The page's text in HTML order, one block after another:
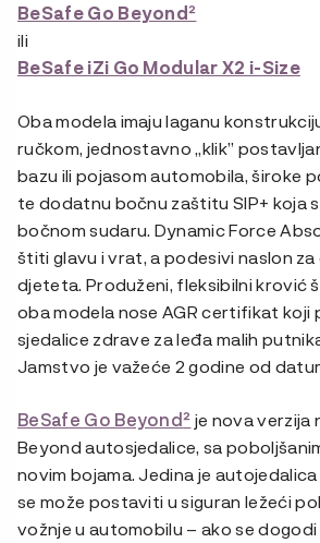
BeSafe Go Beyond²
ili
BeSafe iZi Go Modular X2 i-Size
Oba modela imaju laganu
ručkom, jednostavno „klik”
bazu ili pojasom automobila, široke
te dodatnu bočnu zaštitu SIP+ koja
bočnom sudaru. Dynamic Force
štiti glavu i vrat, a podesivi naslon
djeteta. Produženi, fleksibilni krović
oba modela nose AGR certifikat koji
sjedalice zdrave za leđa malih
Jamstvo je važeće 2 godine od
BeSafe Go Beyond²je nova verzija
Beyond autosjedalice, sa
novim bojama. Jedina je
se može postaviti u siguran ležeći
vožnje u automobilu – ako se